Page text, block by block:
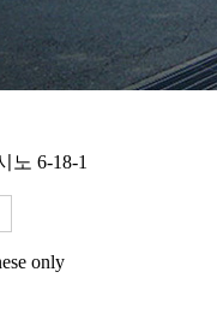
노 6-18-1
only